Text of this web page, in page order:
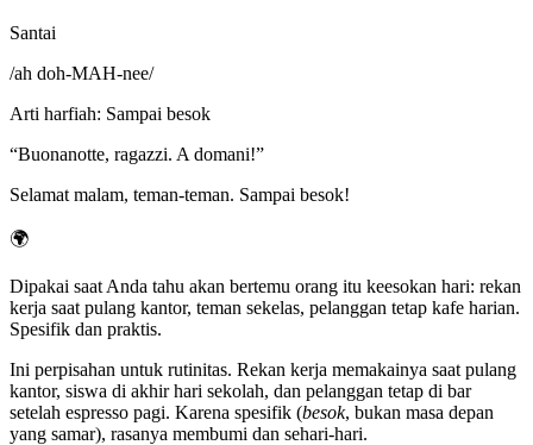
Santai
/ah doh-MAH-nee/
Arti harfiah: Sampai besok
“Buonanotte, ragazzi. A domani!”
Selamat malam, teman-teman. Sampai besok!
🌍
Dipakai saat Anda tahu akan bertemu orang itu keesokan hari: rekan
kerja saat pulang kantor, teman sekelas, pelanggan tetap kafe harian.
Spesifik dan praktis.
Ini perpisahan untuk rutinitas. Rekan kerja memakainya saat pulang
kantor, siswa di akhir hari sekolah, dan pelanggan tetap di bar
setelah espresso pagi. Karena spesifik (besok, bukan masa depan
yang samar), rasanya membumi dan sehari-hari.